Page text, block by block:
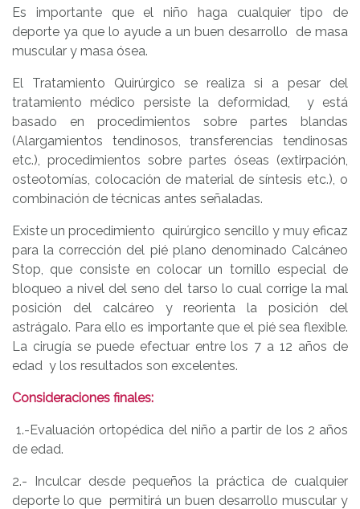
Es importante que el niño haga cualquier tipo de
deporte ya que lo ayude a un buen desarrollo de masa
muscular y masa ósea.
El Tratamiento Quirúrgico se realiza si a pesar del
tratamiento médico persiste la deformidad, y está
basado en procedimientos sobre partes blandas
(Alargamientos tendinosos, transferencias tendinosas
etc.), procedimientos sobre partes óseas (extirpación,
osteotomías, colocación de material de síntesis etc.), o
combinación de técnicas antes señaladas.
Existe un procedimiento quirúrgico sencillo y muy eficaz
para la corrección del pié plano denominado Calcáneo
Stop, que consiste en colocar un tornillo especial de
bloqueo a nivel del seno del tarso lo cual corrige la mal
posición del calcáreo y reorienta la posición del
astrágalo. Para ello es importante que el pié sea flexible.
La cirugía se puede efectuar entre los 7 a 12 años de
edad y los resultados son excelentes.
Consideraciones finales:
1.-Evaluación ortopédica del niño a partir de los 2 años
de edad.
2.- Inculcar desde pequeños la práctica de cualquier
deporte lo que permitirá un buen desarrollo muscular y